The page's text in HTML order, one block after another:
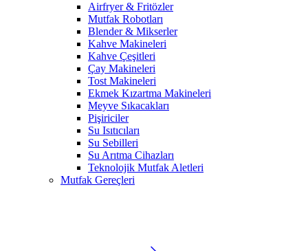
Airfryer & Fritözler
Mutfak Robotları
Blender & Mikserler
Kahve Makineleri
Kahve Çeşitleri
Çay Makineleri
Tost Makineleri
Ekmek Kızartma Makineleri
Meyve Sıkacakları
Pişiriciler
Su Isıtıcıları
Su Sebilleri
Su Arıtma Cihazları
Teknolojik Mutfak Aletleri
Mutfak Gereçleri